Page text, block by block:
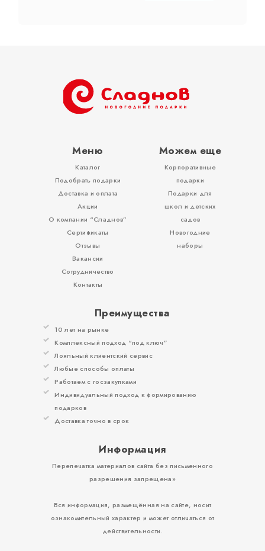
Тубы
Вложения, игры
Меню
Каталог
Подобрать подарки
Доставка и оплата
Акции
О компании “Сладнов”
Сертификаты
Отзывы
Вакансии
Сотрудничество
Контакты
Можем еще
Корпоративные
подарки
Подарки для
школ и детских
садов
Новогодние
наборы
Преимущества
10 лет на рынке
Комплексный подход “под ключ”
Лояльный клиентский сервис
Любые способы оплаты
Работаем с госзакупками
Индивидуальный подход к формированию
подарков
Доставка точно в срок
Информация
Перепечатка материалов сайта без письменного
разрешения запрещена»
Вся информация, размещённая на сайте, носит
ознакомительный характер и может отличаться от
действительности.